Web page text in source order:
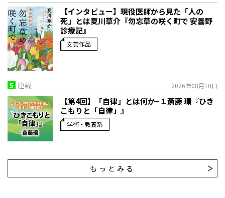
【インタビュー】現役医師から見た「人の
死」とは――夏川草介『勿忘草の咲く町で 安曇野
診療記』
文芸作品
5 連載 2026年08月10日
【第4回】「自律」とは何か−１――斎藤 環『ひき
こもりと「自律」』
学術・教養系
もっとみる